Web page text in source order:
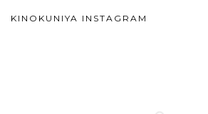
KINOKUNIYA INSTAGRAM